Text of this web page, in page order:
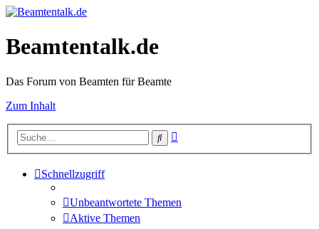
Beamtentalk.de
Das Forum von Beamten für Beamte
Zum Inhalt
Suche
Schnellzugriff
Unbeantwortete Themen
Aktive Themen